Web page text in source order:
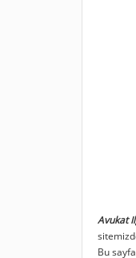
Avukat
Bu